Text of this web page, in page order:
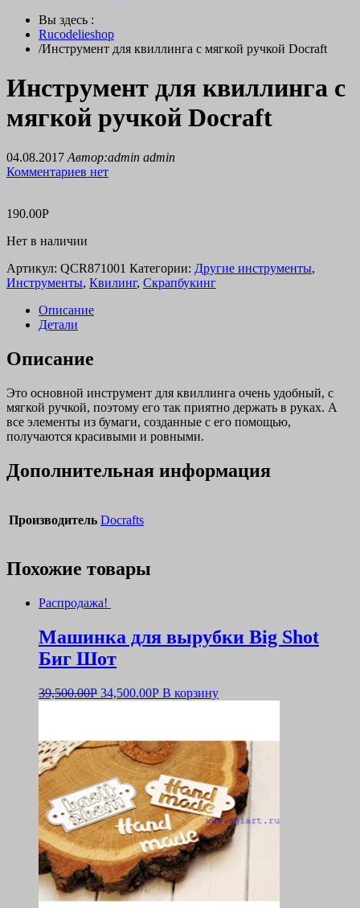
Вы здесь :
Rucodelieshop
/Инструмент для квиллинга с мягкой ручкой Docraft
Инструмент для квиллинга с
мягкой ручкой Docraft
04.08.2017 Автор:admin admin
Комментариев нет
190.00Р
Нет в наличии
Артикул: QCR871001 Категории: Другие инструменты,
Инструменты, Квилинг, Скрапбукинг
Описание
Детали
Описание
Это основной инструмент для квиллинга очень удобный, с
мягкой ручкой, поэтому его так приятно держать в руках. А
все элементы из бумаги, созданные с его помощью,
получаются красивыми и ровными.
Дополнительная информация
Производитель Docrafts
Похожие товары
Распродажа!
Машинка для вырубки Big Shot
Биг Шот
39,500.00Р 34,500.00Р В корзину